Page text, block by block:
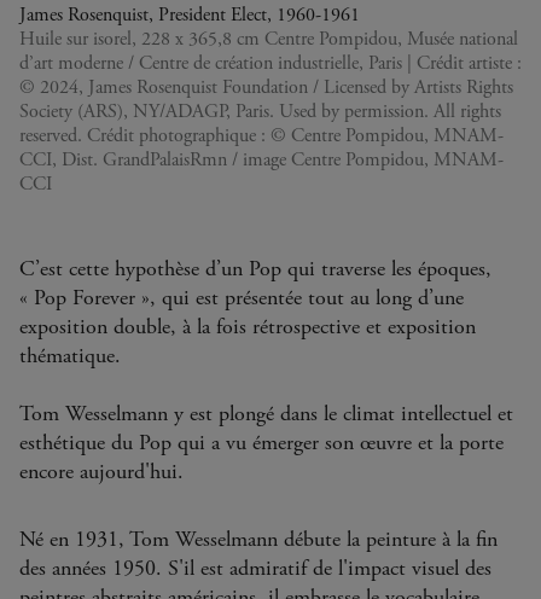
James Rosenquist, President Elect, 1960-1961
Huile sur isorel, 228 x 365,8 cm Centre Pompidou, Musée national
d’art moderne / Centre de création industrielle, Paris | Crédit artiste :
© 2024, James Rosenquist Foundation / Licensed by Artists Rights
Society (ARS), NY/ADAGP, Paris. Used by permission. All rights
reserved. Crédit photographique : © Centre Pompidou, MNAM-
CCI, Dist. GrandPalaisRmn / image Centre Pompidou, MNAM-
CCI
C’est cette hypothèse d’un Pop qui traverse les époques,
« Pop Forever », qui est présentée tout au long d’une
exposition double, à la fois rétrospective et exposition
thématique.
Tom Wesselmann y est plongé dans le climat intellectuel et
esthétique du Pop qui a vu émerger son œuvre et la porte
encore aujourd'hui.
Né en 1931, Tom Wesselmann débute la peinture à la fin
des années 1950. S'il est admiratif de l'impact visuel des